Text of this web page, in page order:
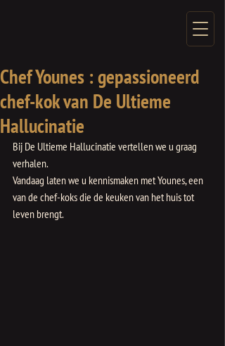
Chef Younes : gepassioneerd
chef-kok van De Ultieme
Hallucinatie
Bij De Ultieme Hallucinatie vertellen we u graag
verhalen.
Vandaag laten we u kennismaken met Younes, een
van de chef-koks die de keuken van het huis tot
leven brengt.